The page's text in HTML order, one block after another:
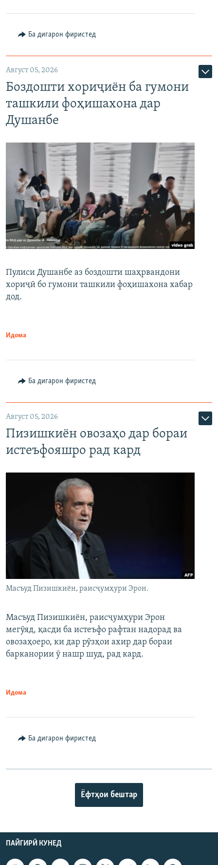
Ба дигарон фиристед
Август 05, 2026
Боздошти хориҷиён ба гумони
ташкили фоҳишахона дар
Душанбе
Пулиси Душанбе аз боздошти шаҳрвандони
хориҷӣ бо гумони ташкили фоҳишахона хабар
дод.
Идома
Ба дигарон фиристед
Август 05, 2026
Пизишкиён овозаҳо дар бораи
истеъфояшро рад кард
Масъуд Пизишкиён, раисҷумҳури Эрон.
Масъуд Пизишкиён, раисҷумҳури Эрон
мегӯяд, қасди ба истеъфо рафтан надорад ва
овозаҳоеро, ки дар рӯзҳои ахир дар бораи
барканории ӯ нашр шуд, рад кард.
Идома
Ба дигарон фиристед
Ёфтҳои бештар
ПАЙГИРӢ КУНЕД